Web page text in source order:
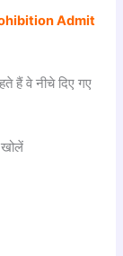
Admit
हैं वे नीचे दिए गए